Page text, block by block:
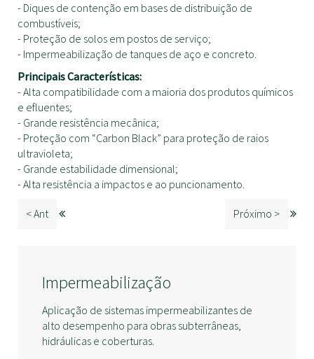
- Diques de contenção em bases de distribuição de
combustíveis;
- Proteção de solos em postos de serviço;
- Impermeabilização de tanques de aço e concreto.
Principais Características:
- Alta compatibilidade com a maioria dos produtos químicos
e efluentes;
- Grande resistência mecânica;
- Proteção com “Carbon Black” para proteção de raios
ultravioleta;
- Grande estabilidade dimensional;
- Alta resistência a impactos e ao puncionamento.
< Ant Próximo >
Impermeabilização
Aplicação de sistemas impermeabilizantes de
alto desempenho para obras subterrâneas,
hidráulicas e coberturas.